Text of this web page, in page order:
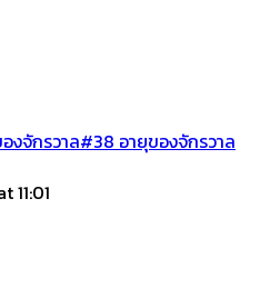
งจักรวาล#38 อายุของจักรวาล
11:01